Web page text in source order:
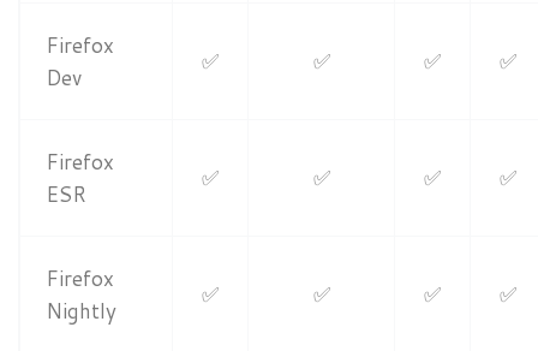
Firefox
Dev
✅ ✅ ✅ ✅
Firefox
ESR
✅ ✅ ✅ ✅
Firefox
Nightly
✅ ✅ ✅ ✅